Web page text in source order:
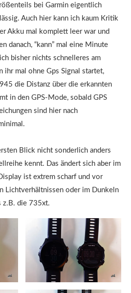
bei Garmin eigentlich
Auch hier kann ich kaum Kritik
Akku mal komplett leer war und
danach, “kann” mal eine Minute
bisher nichts schnelleres am
ihr mal ohne Gps Signal startet,
die Distanz über die erkannten
in den GPS-Mode, sobald GPS
sind hier nach
Blick nicht sonderlich anders
kennt. Das ändert sich aber im
ist extrem scharf und vor
Lichtverhältnissen oder im Dunkeln
z.B. die 735xt.